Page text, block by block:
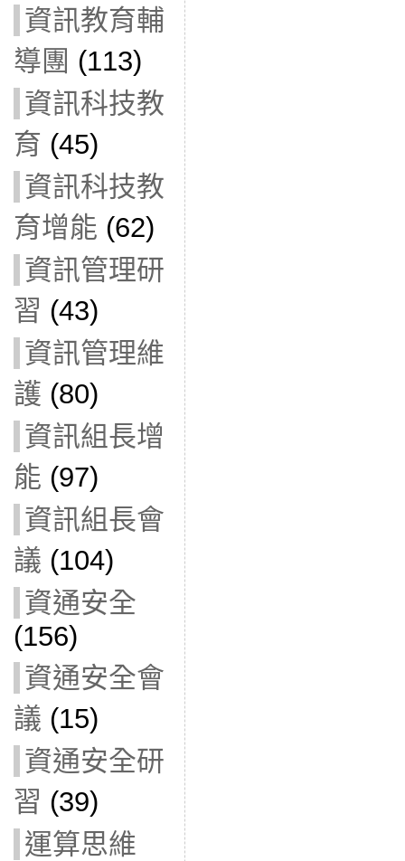
資訊教育輔
導團 (113)
資訊科技教
育 (45)
資訊科技教
育增能 (62)
資訊管理研
習 (43)
資訊管理維
護 (80)
資訊組長增
能 (97)
資訊組長會
議 (104)
資通安全
(156)
資通安全會
議 (15)
資通安全研
習 (39)
運算思維